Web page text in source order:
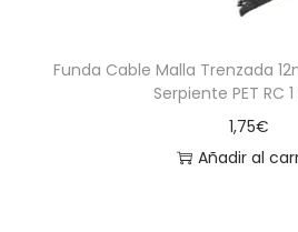
Funda Cable Malla Trenzada
Serpiente PET RC
1,75€
Añadir al